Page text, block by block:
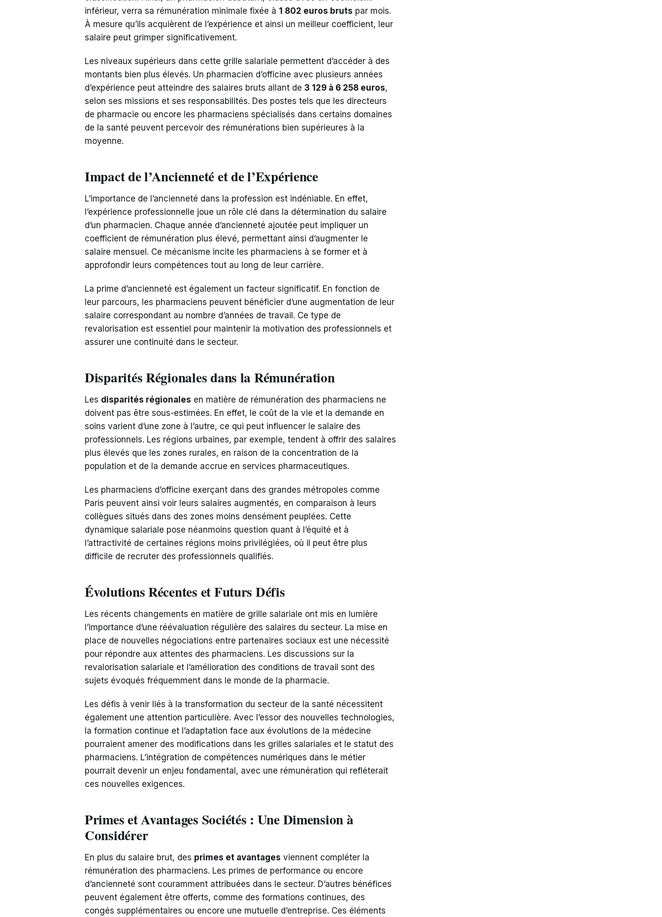
inférieur, verra sa rémunération minimale fixée à 1 802 euros bruts par mois.
À mesure qu’ils acquièrent de l’expérience et ainsi un meilleur coefficient, leur
salaire peut grimper significativement.
Les niveaux supérieurs dans cette grille salariale permettent d’accéder à des
montants bien plus élevés. Un pharmacien d’officine avec plusieurs années
d’expérience peut atteindre des salaires bruts allant de 3 129 à 6 258 euros,
selon ses missions et ses responsabilités. Des postes tels que les directeurs
de pharmacie ou encore les pharmaciens spécialisés dans certains domaines
de la santé peuvent percevoir des rémunérations bien supérieures à la
moyenne.
Impact de l’Ancienneté et de l’Expérience
L’importance de l’ancienneté dans la profession est indéniable. En effet,
l’expérience professionnelle joue un rôle clé dans la détermination du salaire
d’un pharmacien. Chaque année d’ancienneté ajoutée peut impliquer un
coefficient de rémunération plus élevé, permettant ainsi d’augmenter le
salaire mensuel. Ce mécanisme incite les pharmaciens à se former et à
approfondir leurs compétences tout au long de leur carrière.
La prime d’ancienneté est également un facteur significatif. En fonction de
leur parcours, les pharmaciens peuvent bénéficier d’une augmentation de leur
salaire correspondant au nombre d’années de travail. Ce type de
revalorisation est essentiel pour maintenir la motivation des professionnels et
assurer une continuité dans le secteur.
Disparités Régionales dans la Rémunération
Les disparités régionales en matière de rémunération des pharmaciens ne
doivent pas être sous-estimées. En effet, le coût de la vie et la demande en
soins varient d’une zone à l’autre, ce qui peut influencer le salaire des
professionnels. Les régions urbaines, par exemple, tendent à offrir des salaires
plus élevés que les zones rurales, en raison de la concentration de la
population et de la demande accrue en services pharmaceutiques.
Les pharmaciens d’officine exerçant dans des grandes métropoles comme
Paris peuvent ainsi voir leurs salaires augmentés, en comparaison à leurs
collègues situés dans des zones moins densément peuplées. Cette
dynamique salariale pose néanmoins question quant à l’équité et à
l’attractivité de certaines régions moins privilégiées, où il peut être plus
difficile de recruter des professionnels qualifiés.
Évolutions Récentes et Futurs Défis
Les récents changements en matière de grille salariale ont mis en lumière
l’importance d’une réévaluation régulière des salaires du secteur. La mise en
place de nouvelles négociations entre partenaires sociaux est une nécessité
pour répondre aux attentes des pharmaciens. Les discussions sur la
revalorisation salariale et l’amélioration des conditions de travail sont des
sujets évoqués fréquemment dans le monde de la pharmacie.
Les défis à venir liés à la transformation du secteur de la santé nécessitent
également une attention particulière. Avec l’essor des nouvelles technologies,
la formation continue et l’adaptation face aux évolutions de la médecine
pourraient amener des modifications dans les grilles salariales et le statut des
pharmaciens. L’intégration de compétences numériques dans le métier
pourrait devenir un enjeu fondamental, avec une rémunération qui refléterait
ces nouvelles exigences.
Primes et Avantages Sociétés : Une Dimension à
Considérer
En plus du salaire brut, des primes et avantages viennent compléter la
rémunération des pharmaciens. Les primes de performance ou encore
d’ancienneté sont couramment attribuées dans le secteur. D’autres bénéfices
peuvent également être offerts, comme des formations continues, des
congés supplémentaires ou encore une mutuelle d’entreprise. Ces éléments